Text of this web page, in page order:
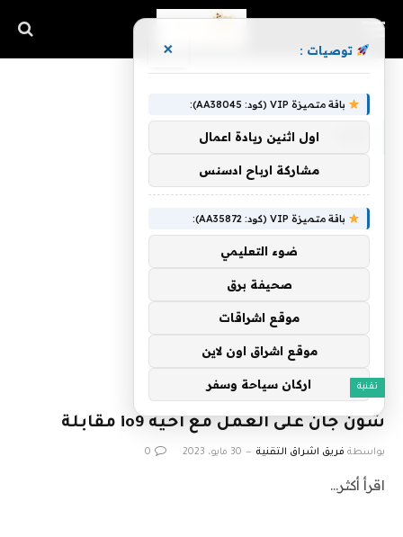
تقنية
شون جان على العمل مع أخيه io9 مقابلة
بواسطة فريق اشراق التقنية 30 مايو، 2023 0
اقرأ أكثر…
توصيات : ×
باقة متميزة VIP (كود: AA38045):
اول اثنين ريادة اعمال
مشاركة ارباح ادسنس
باقة متميزة VIP (كود: AA35872):
ضوء التعليمي
صحيفة برق
موقع اشراقات
موقع اشراق اون لاين
اركان سياحة وسفر